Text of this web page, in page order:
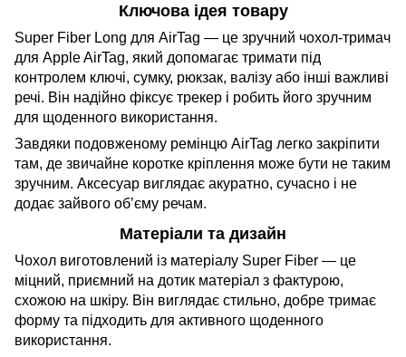
Ключова ідея товару
Super Fiber Long для AirTag — це зручний чохол-тримач
для Apple AirTag, який допомагає тримати під
контролем ключі, сумку, рюкзак, валізу або інші важливі
речі. Він надійно фіксує трекер і робить його зручним
для щоденного використання.
Завдяки подовженому ремінцю AirTag легко закріпити
там, де звичайне коротке кріплення може бути не таким
зручним. Аксесуар виглядає акуратно, сучасно і не
додає зайвого об’єму речам.
Матеріали та дизайн
Чохол виготовлений із матеріалу Super Fiber — це
міцний, приємний на дотик матеріал з фактурою,
схожою на шкіру. Він виглядає стильно, добре тримає
форму та підходить для активного щоденного
використання.